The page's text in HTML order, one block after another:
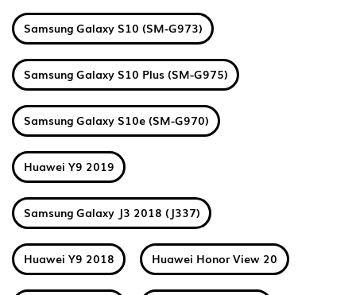
Samsung Galaxy S10 (SM-G973)
Samsung Galaxy S10 Plus (SM-G975)
Samsung Galaxy S10e (SM-G970)
Huawei Y9 2019
Samsung Galaxy J3 2018 (J337)
Huawei Y9 2018 Huawei Honor View 20